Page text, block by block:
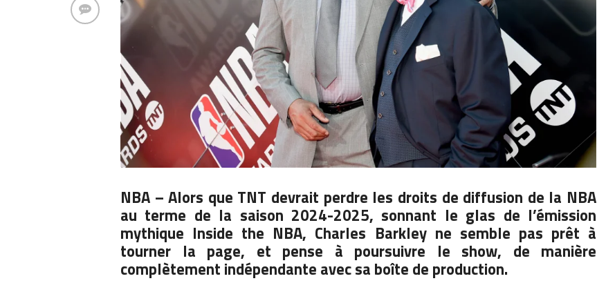
NBA –Alors que TNT devrait perdre les droits de diffusion de la NBA
au terme de la saison 2024-2025, sonnant le glas de l’émission
mythique Inside the NBA, Charles Barkley ne semble pas prêt à
tourner la page, et pense à poursuivre le show, de manière
complètement indépendante avec sa boîte de production.